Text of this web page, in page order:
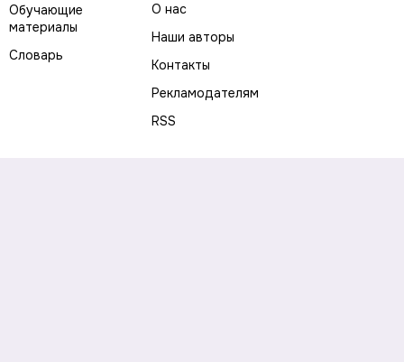
Обучающие
материалы
Словарь
О нас
Наши авторы
Контакты
Рекламодателям
RSS